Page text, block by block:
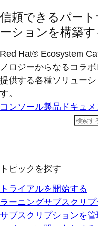
信頼できるパー
ーションを構築す
Red Hat® Ecosystem
ノロジーからなるコラ
提供する各種ソリュー
す。
コンソール製品ドキュメ
トピックを探す
トライアルを開始する
ラーニングサブスクリ
サブスクリプションを管